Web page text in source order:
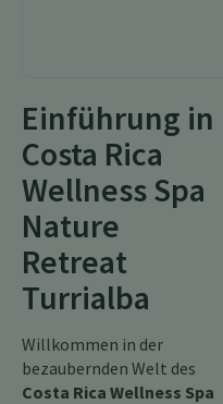
Einführung in
Costa Rica
Wellness Spa
Nature
Retreat
Turrialba
Willkommen in der
bezaubernden Welt des
Costa Rica Wellness Spa